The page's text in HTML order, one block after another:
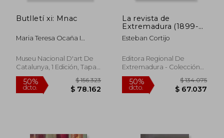
Butlletí xi: Mnac
Maria Teresa Ocaña I
Museu Nacional D'art De
Catalunya, 1 Edición, Tapa
Blanda, Nuevo
La revista de
Extremadura (1899-
1911)
Esteban Cortijo
Editora Regional De
Extremadura - Colección
Estudio, 19, Tapa Blanda,
Usado